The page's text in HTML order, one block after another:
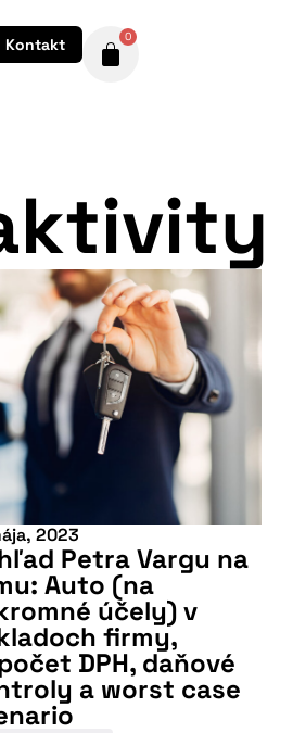
Kontakt 0
2023
Petra Vargu na
Auto (na
účely) v
firmy,
DPH, daňové
a worst case